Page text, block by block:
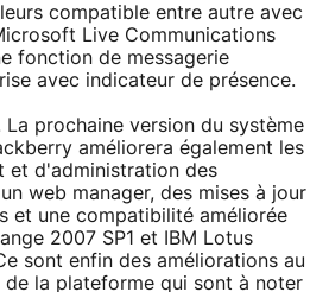
compatible entre autre avec
Live Communications
fonction de messagerie
avec indicateur de présence.
prochaine version du système
améliorera également les
et d'administration des
web manager, des mises à jour
et une compatibilité améliorée
2007 SP1 et IBM Lotus
sont enfin des améliorations au
de la plateforme qui sont à noter